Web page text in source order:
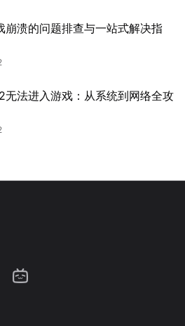
崩溃的问题排查与一站式解决指
无法进入游戏：从系统到网络全攻